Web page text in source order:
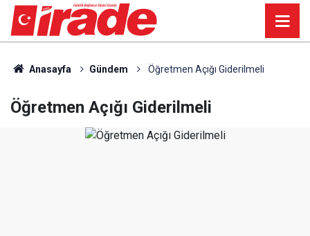
Anasayfa Gündem Öğretmen Açığı Giderilmeli
Öğretmen Açığı Giderilmeli